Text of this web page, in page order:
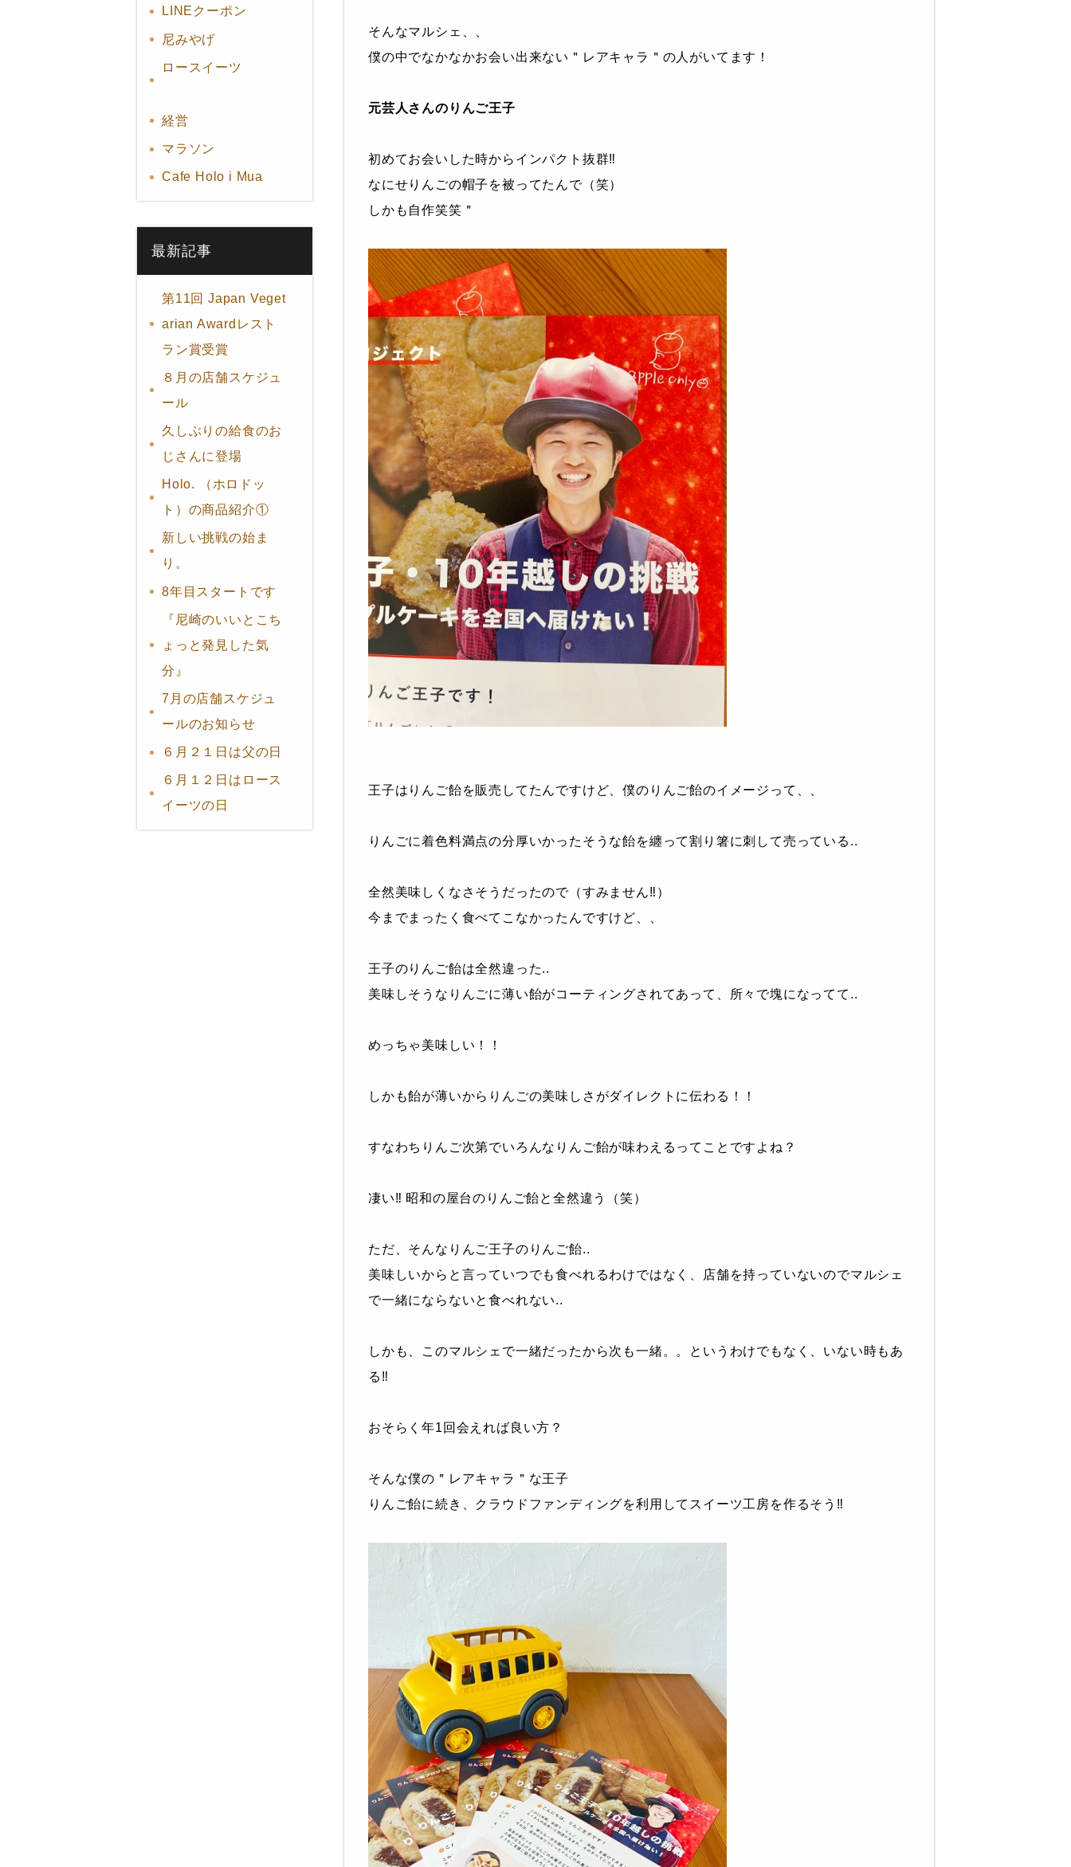
LINEクーポン
尼みやげ
ロースイーツ
経営
マラソン
Cafe Holo i Mua
最新記事
第11回 Japan Veget
arian Awardレスト
ラン賞受賞
８月の店舗スケジュ
ール
久しぶりの給食のお
じさんに登場
Holo. （ホロドッ
ト）の商品紹介①
新しい挑戦の始ま
り。
8年目スタートです
『尼崎のいいとこち
ょっと発見した気
分』
7月の店舗スケジュ
ールのお知らせ
６月２１日は父の日
６月１２日はロース
イーツの日
そんなマルシェ、、
僕の中でなかなかお会い出来ない＂レアキャラ＂の人がいてます！
元芸人さんのりんご王子
初めてお会いした時からインパクト抜群‼︎
なにせりんごの帽子を被ってたんで（笑）
しかも自作笑笑＂
王子はりんご飴を販売してたんですけど、僕のりんご飴のイメージって、、
りんごに着色料満点の分厚いかったそうな飴を纏って割り箸に刺して売っている..
全然美味しくなさそうだったので（すみません‼︎）
今までまったく食べてこなかったんですけど、、
王子のりんご飴は全然違った..
美味しそうなりんごに薄い飴がコーティングされてあって、所々で塊になってて..
めっちゃ美味しい！！
しかも飴が薄いからりんごの美味しさがダイレクトに伝わる！！
すなわちりんご次第でいろんなりんご飴が味わえるってことですよね？
凄い‼︎ 昭和の屋台のりんご飴と全然違う（笑）
ただ、そんなりんご王子のりんご飴..
美味しいからと言っていつでも食べれるわけではなく、店舗を持っていないのでマルシェ
で一緒にならないと食べれない..
しかも、このマルシェで一緒だったから次も一緒。。というわけでもなく、いない時もあ
る‼︎
おそらく年1回会えれば良い方？
そんな僕の＂レアキャラ＂な王子
りんご飴に続き、クラウドファンディングを利用してスイーツ工房を作るそう‼︎